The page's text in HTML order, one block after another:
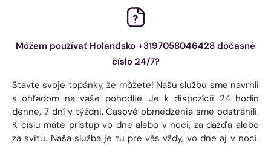
Môžem používať Holandsko +3197058046428 dočasné
číslo 24/7?
Stavte svoje topánky, že môžete! Našu službu sme navrhli
s ohľadom na vaše pohodlie. Je k dispozícii 24 hodín
denne, 7 dní v týždni. Časové obmedzenia sme odstránili.
K číslu máte prístup vo dne alebo v noci, za dažďa alebo
za svitu. Naša služba je tu pre vás vždy, vo dne aj v noci.